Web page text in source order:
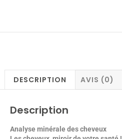
DESCRIPTION AVIS (0)
Description
Analyse minérale des cheveux